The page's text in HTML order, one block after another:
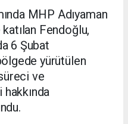
MHP Adıyaman
Fendoğlu,
6 Şubat
yürütülen
ve